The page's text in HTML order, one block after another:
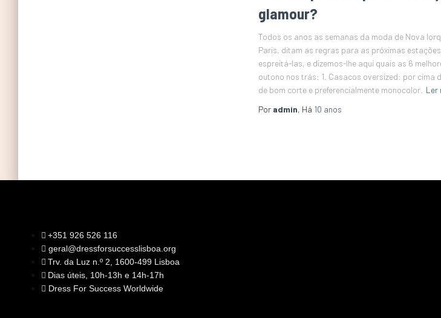
glamour?
Todos os anos as semanas da moda de Nova
Paris, ditam as regras para as próximas
espreitá-las, e dizemos-lhe aqui quais as 6
outono nos trás: 1. Casacos oversized: por cima
de bom corte e preferencialmente monocolor. Ler
Por admin, Há 10 anos
+351 926 526 116
geral@dressforsuccesslisboa.org
Trv. da Luz n.º 2, 1600-499 Lisboa
Dias úteis, 10h-13h e 14h-17h
Dress For Success Worldwide